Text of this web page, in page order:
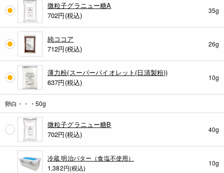
微粒子グラニュー糖A
702円(税込)
35g
純ココア
712円(税込)
26g
薄力粉(スーパーバイオレット(日清製粉))
637円(税込)
10g
卵白・・・50g
微粒子グラニュー糖B
702円(税込)
40g
冷蔵 明治バター（食塩不使用）
1,382円(税込)
10g